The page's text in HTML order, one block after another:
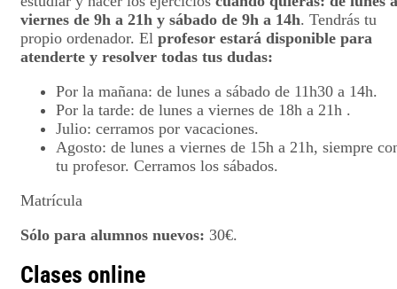
viernes de 9h a 21h y sábado de 9h a 14h. Tendrás tu
propio ordenador. El profesor estará disponible para
atenderte y resolver todas tus dudas:
Por la mañana: de lunes a sábado de 11h30 a 14h.
Por la tarde: de lunes a viernes de 18h a 21h .
Julio: cerramos por vacaciones.
Agosto: de lunes a viernes de 15h a 21h, siempre
tu profesor. Cerramos los sábados.
Matrícula
Sólo para alumnos nuevos: 30€.
Clases online